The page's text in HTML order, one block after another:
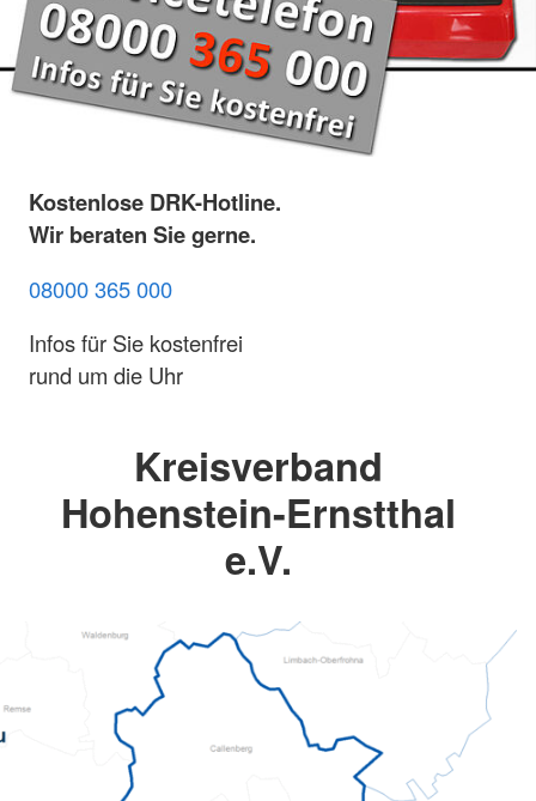
Kostenlose DRK-Hotline.
Wir beraten Sie gerne.
08000 365 000
Infos für Sie kostenfrei
rund um die Uhr
Kreisverband
Hohenstein-Ernstthal
e.V.